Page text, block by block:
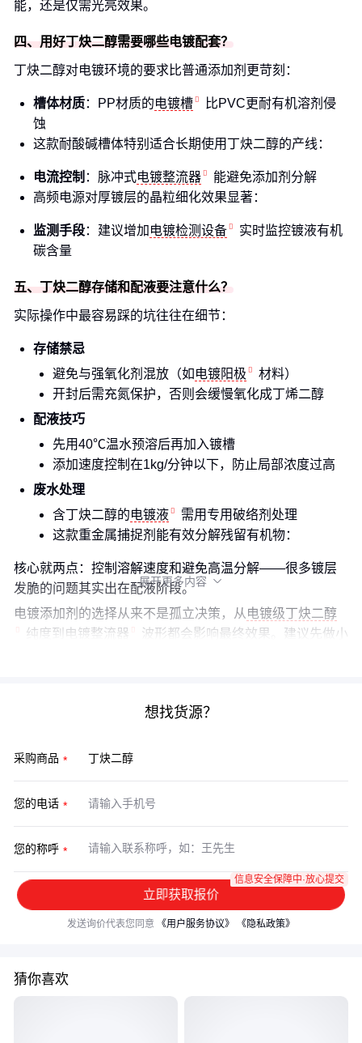
能，还是仅需光亮效果。
四、用好丁炔二醇需要哪些电镀配套？
丁炔二醇对电镀环境的要求比普通添加剂更苛刻：
槽体材质：PP材质的电镀槽
比PVC更耐有机溶剂侵
蚀
这款耐酸碱槽体特别适合长期使用丁炔二醇的产线：
电流控制 ：脉冲式电镀整流器
能避免添加剂分解
高频电源对厚镀层的晶粒细化效果显著：
监测手段：建议增加 电镀检测设备
实时监控镀液有机
碳含量
五、丁炔二醇存储和配液要注意什么？
实际操作中最容易踩的坑往往在细节：
存储禁忌
避免与强氧化剂混放（如 电镀阳极
材料）
开封后需充氮保护，否则会缓慢氧化成丁烯二醇
配液技巧
先用40℃温水预溶后再加入镀槽
添加速度控制在1kg/分钟以下，防止局部浓度过高
废水处理
含丁炔二醇的电镀液
需用专用破络剂处理
这款重金属捕捉剂能有效分解残留有机物：
核心就两点：控制溶解速度和避免高温分解——很多镀层
发脆的问题其实出在配液阶段。
电镀添加剂的选择从来不是孤立决策，从 电镀级丁炔二醇
纯度到 电镀整流器
波形都会影响最终效果。建议先做小
展开更多内容 
想找货源？
采购商品
您的电话
您的称呼
立即获取报价
信息安全保障中·放心提交
发送询价代表您同意 《用户服务协议》 《隐私政策》
猜你喜欢